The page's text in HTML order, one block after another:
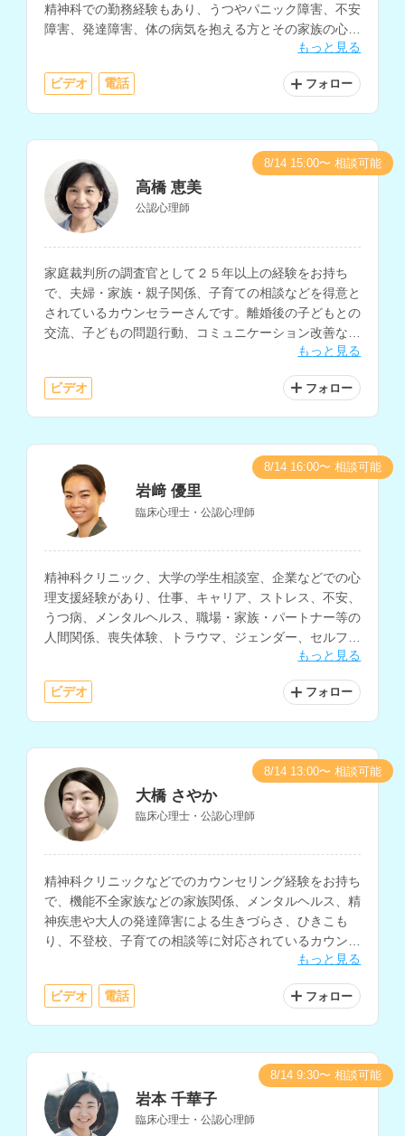
精神科での勤務経験もあり、うつやパニック障害、不安
障害、発達障害、体の病気を抱える方とその家族の心理
支援、大切な方を失った人、家族・パートナー関係に悩
む人など、様々な相談に対応されています。
もっと見る
ビデオ 電話 フォロー
高橋 恵美
公認心理師
家庭裁判所の調査官として２５年以上の経験をお持ち
で、夫婦・家族・親子関係、子育ての相談などを得意と
されているカウンセラーさんです。離婚後の子どもとの
交流、子どもの問題行動、コミュニケーション改善など
もっと見る
ビデオ フォロー
8/14 15:00〜 相談可能
岩﨑 優里
臨床心理士・公認心理師
精神科クリニック、大学の学生相談室、企業などでの心
理支援経験があり、仕事、キャリア、ストレス、不安、
うつ病、メンタルヘルス、職場・家族・パートナー等の
人間関係、喪失体験、トラウマ、ジェンダー、セルフケ
ア、自己肯定感、異文化適応、海外生活・移住に関する
相談などを得意とされているカウンセラーさんです。
もっと見る
ビデオ フォロー
8/14 16:00〜 相談可能
大橋 さやか
臨床心理士・公認心理師
精神科クリニックなどでのカウンセリング経験をお持ち
で、機能不全家族などの家族関係、メンタルヘルス、精
神疾患や大人の発達障害による生きづらさ、ひきこも
り、不登校、子育ての相談等に対応されているカウンセ
もっと見る
ビデオ 電話 フォロー
8/14 13:00〜 相談可能
岩本 千華子
臨床心理士・公認心理師
8/14 9:30〜 相談可能